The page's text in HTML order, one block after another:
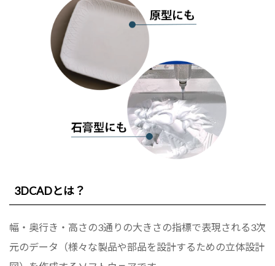
3DCADとは？
幅・奥行き・高さの3通りの大きさの指標で表現される3次
元のデータ（様々な製品や部品を設計するための立体設計